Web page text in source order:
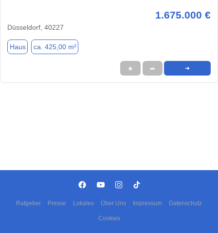
1.675.000 €
Düsseldorf, 40227
Haus ca. 425,00 m²
★ ➦ ➜
Ratgeber Presse Lokales Über Uns Impressum Datenschutz
Cookies